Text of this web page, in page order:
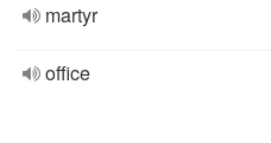
martyr
office